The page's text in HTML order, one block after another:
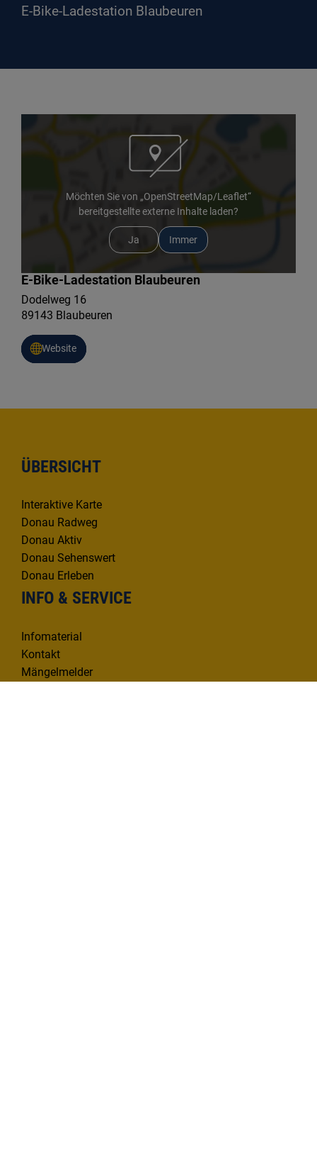
E-Bike-Ladestation Blaubeuren
Möchten Sie von „OpenStreetMap/Leaflet“
bereitgestellte externe Inhalte laden?
Ja Immer
E-Bike-Ladestation Blaubeuren
Dodelweg 16
89143 Blaubeuren
Website
ÜBERSICHT
Interaktive Karte
Donau Radweg
Donau Aktiv
Donau Sehenswert
Donau Erleben
INFO & SERVICE
Infomaterial
Kontakt
Mängelmelder